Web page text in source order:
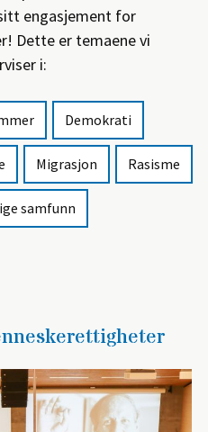
engasjement for
Dette er temaene vi
i:
Demokrati
Migrasjon Rasisme
samfunn